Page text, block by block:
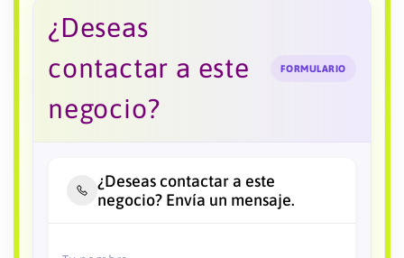
¿Deseas
contactar a este
negocio?
FORMULARIO
¿Deseas contactar a este
negocio? Envía un mensaje.